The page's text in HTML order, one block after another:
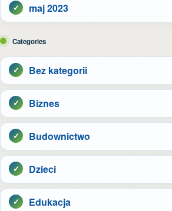
maj 2023
Categories
Bez kategorii
Biznes
Budownictwo
Dzieci
Edukacja